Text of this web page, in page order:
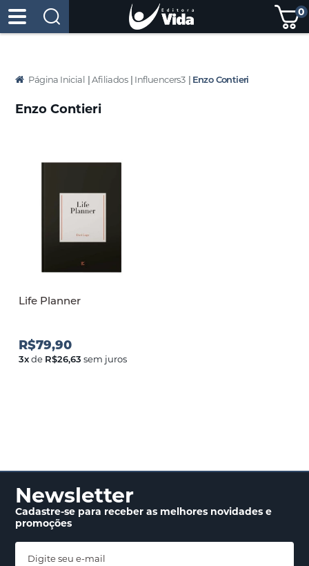
0
Página Inicial | Afiliados | Influencers3 | Enzo Contieri
Enzo Contieri
Life Planner
R$79,90
3xde R$26,63 sem juros
Newsletter
Cadastre-se para receberas melhores novidadese
promoções